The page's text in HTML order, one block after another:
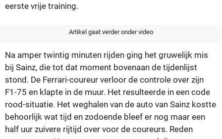
eerste vrije training.
Artikel gaat verder onder video
Na amper twintig minuten rijden ging het gruwelijk mis
bij Sainz, die tot dat moment bovenaan de tijdenlijst
stond. De Ferrari-coureur verloor de controle over zijn
F1-75 en klapte in de muur. Het resulteerde in een code
rood-situatie. Het weghalen van de auto van Sainz kostte
behoorlijk wat tijd en zodoende bleef er nog maar een
half uur zuivere rijtijd over voor de coureurs. Reden